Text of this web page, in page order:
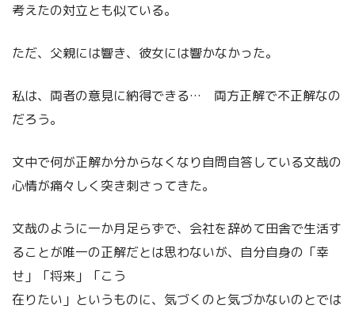
考えたの対立とも似ている。
ただ、父親には響き、彼女には響かなかった。
私は、両者の意見に納得できる… 両方正解で不正解なの
だろう。
文中で何が正解か分からなくなり自問自答している文哉の
心情が痛々しく突き刺さってきた。
文哉のように一か月足らずで、会社を辞めて田舎で生活す
ることが唯一の正解だとは思わないが、自分自身の「幸
せ」「将来」「こう
在りたい」というものに、気づくのと気づかないのとでは